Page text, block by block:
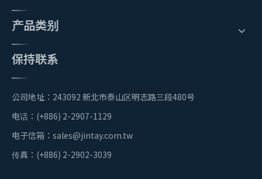
产品类别
保持联系
公司地址：243092 新北市泰山区明志路三段480号
电话：(+886) 2-2907-1129
电子信箱： sales@jintay.com.tw
传真：(+886) 2-2902-3039